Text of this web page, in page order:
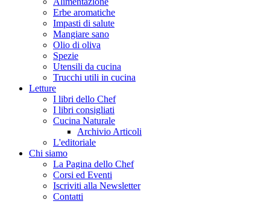
Erbe aromatiche
Impasti di salute
Mangiare sano
Olio di oliva
Spezie
Utensili da cucina
Trucchi utili in cucina
Letture
I libri dello Chef
I libri consigliati
Cucina Naturale
Archivio Articoli
L'editoriale
Chi siamo
La Pagina dello Chef
Corsi ed Eventi
Iscriviti alla Newsletter
Contatti